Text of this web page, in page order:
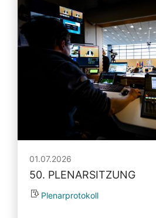
01.07.2026
50. PLENARSITZUNG
Plenarprotokoll